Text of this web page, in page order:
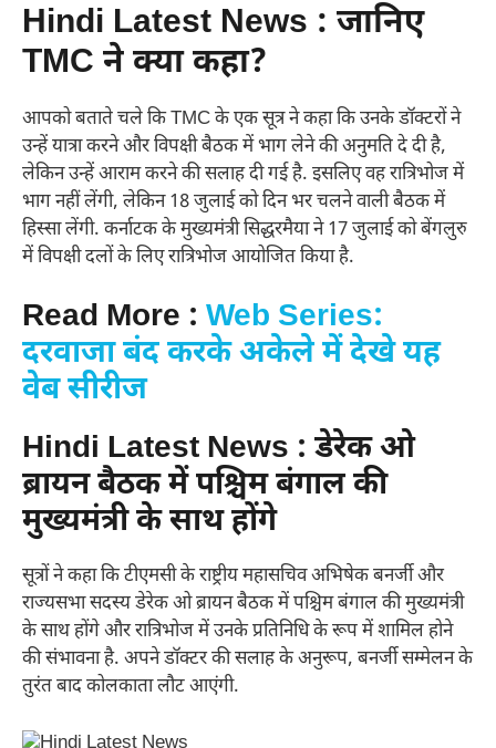
Hindi Latest News : जानिए
TMC ने क्या कहा?
आपको बताते चले कि TMC के एक सूत्र ने कहा कि उनके डॉक्टरों ने
उन्हें यात्रा करने और विपक्षी बैठक में भाग लेने की अनुमति दे दी है,
लेकिन उन्हें आराम करने की सलाह दी गई है. इसलिए वह रात्रिभोज में
भाग नहीं लेंगी, लेकिन 18 जुलाई को दिन भर चलने वाली बैठक में
हिस्सा लेंगी. कर्नाटक के मुख्यमंत्री सिद्धरमैया ने 17 जुलाई को बेंगलुरु
में विपक्षी दलों के लिए रात्रिभोज आयोजित किया है.
Read More : Web Series:
दरवाजा बंद करके अकेले में देखे यह
वेब सीरीज
Hindi Latest News : डेरेक ओ
ब्रायन बैठक में पश्चिम बंगाल की
मुख्यमंत्री के साथ होंगे
सूत्रों ने कहा कि टीएमसी के राष्ट्रीय महासचिव अभिषेक बनर्जी और
राज्यसभा सदस्य डेरेक ओ ब्रायन बैठक में पश्चिम बंगाल की मुख्यमंत्री
के साथ होंगे और रात्रिभोज में उनके प्रतिनिधि के रूप में शामिल होने
की संभावना है. अपने डॉक्टर की सलाह के अनुरूप, बनर्जी सम्मेलन के
तुरंत बाद कोलकाता लौट आएंगी.